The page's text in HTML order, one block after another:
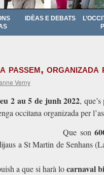
IDÈAS E DEBATS
passem,
Verny
2 au 5 de junh 2022,
occitana organizada per l’as
Que son
a St Martin de Senhans
a que si harà locarnaval